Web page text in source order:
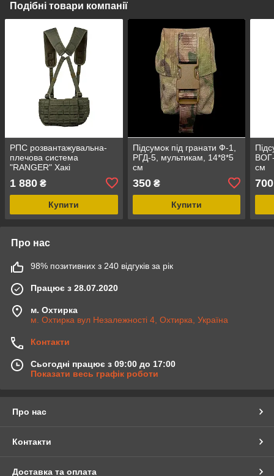
Подібні товари компанії
РПС розвантажувальна-
плечова система
"RANGER" Хакі
1 880 ₴
Купити
Підсумок під гранати Ф-1,
РГД-5, мультикам, 14*8*5
см
350₴
Купити
см
700
Про нас
98% позитивних з 240 відгуків за рік
Працює з 28.07.2020
м. Охтирка
м. Охтирка вул Незалежності 4, Охтирка, Україна
Контакти
Сьогодні працює з 09:00 до 17:00
Показати весь графік роботи
Про нас
Контакти
Доставка та оплата